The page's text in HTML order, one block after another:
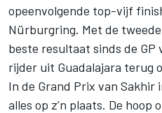
opeenvolgende top-vijf
Nürburgring. Met de
beste resultaat sinds de GP
rijder uit Guadalajara terug
In de Grand Prix van Sakhir
alles op z’n plaats. De hoop